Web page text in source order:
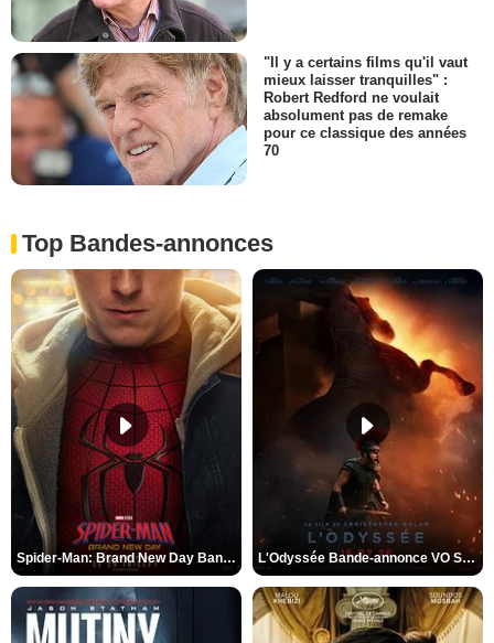
"Il y a certains films qu'il vaut
mieux laisser tranquilles" :
Robert Redford ne voulait
absolument pas de remake
pour ce classique des années
70
Top Bandes-annonces
Spider-Man: Brand New Day Bande-annonce VO STFR L'Odyssée Bande-annonce VO STFR